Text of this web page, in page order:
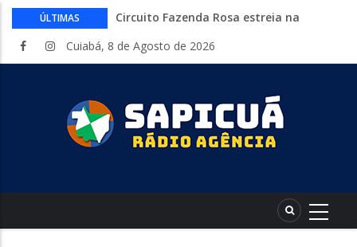
ÚLTIMAS
Circuito Fazenda Rosa estreia na
atividades do agronegócio
sexta-feira
Começa nesta sexta-feira em Cuiabá o
Mato Grosso AgroFestival, com rodeio e
crimes digitais contra menores
CAIXA e iFood facilitam financiamento
Cuiabá, 8 de Agosto de 2026